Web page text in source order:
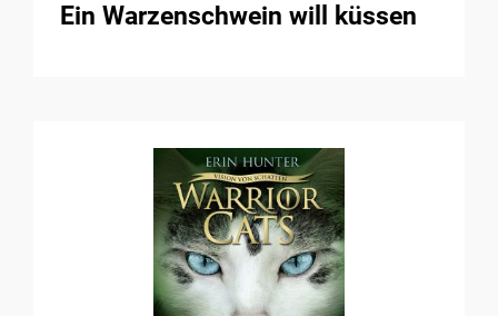
Ein Warzenschwein will küssen